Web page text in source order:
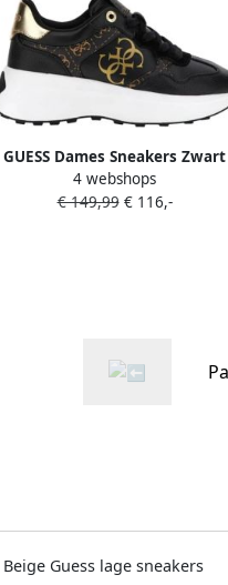
GUESS Dames Sneakers Zwart
FLPLUCFAL12 BLKBR Luckei
4 webshops
€ 149,99€ 116,-
Beige Guess lage sneakers